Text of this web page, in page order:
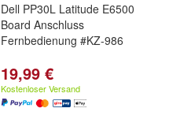
Dell PP30L Latitude E6500
Board Anschluss
Fernbedienung #KZ-986
19,99 €
Kostenloser Versand